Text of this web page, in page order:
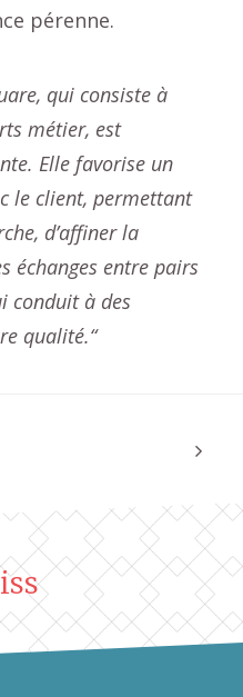
pérenne.
qui consiste à
métier, est
Elle favorise un
le client, permettant
d’affiner la
échanges entre pairs
conduit à des
qualité.“